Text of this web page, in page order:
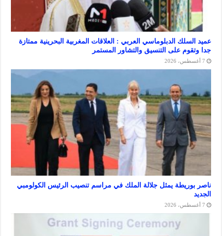
الدبلوماسي العربي : العلاقات المغربية البحرينية ممتازة
على التنسيق والتشاور المستمر
يمثل جلالة الملك في مراسم تنصيب الرئيس الكولومبي